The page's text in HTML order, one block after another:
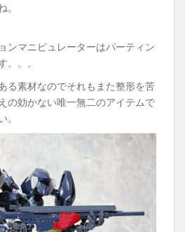
ンマニピュレーターはパーティン
。。。
る素材なのでそれもまた整形を苦
の効かない唯一無二のアイテムで